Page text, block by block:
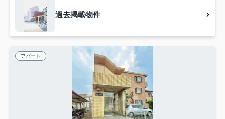
過去掲載物件
アパート